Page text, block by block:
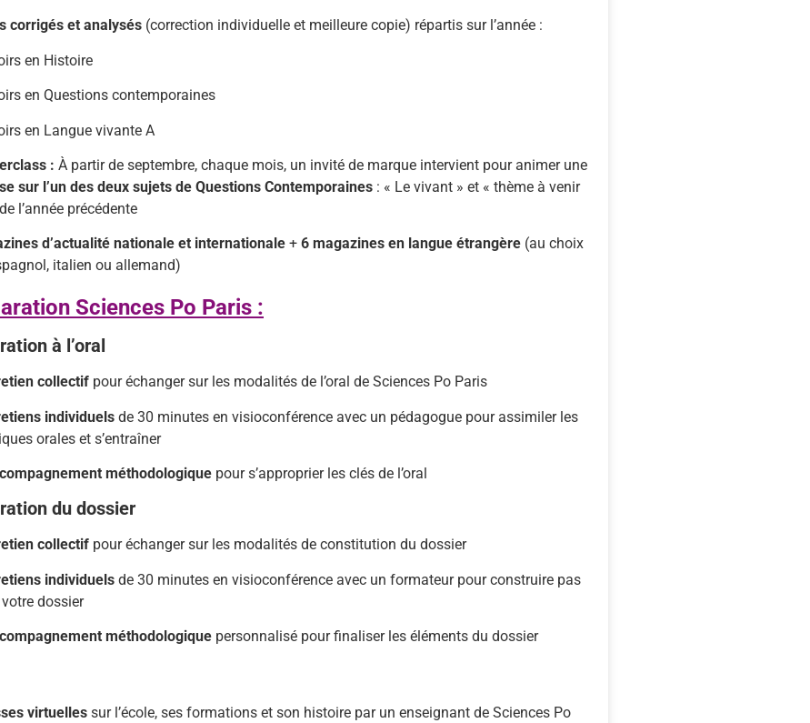
corrigésetanalysés (correction individuelleet meilleurecopie) répartissur l’année :
en Histoire
en Questions contemporaines
en Langue vivante A
: À partir de septembre, chaque mois, un invité de marque intervient pour animer une
sur l’un des deux sujets de Questions Contemporaines : « Le vivant » et « thème à venir
l’année précédente
d’actualiténationaleet internationale +6magazinesen langueétrangère (auchoix
italien ou allemand)
Sciences Po Paris :
à l’oral
collectif pouréchangersur les modalités de l’oral de Sciences Po Paris
individuels de 30 minutes en visioconférence avec un pédagogue pour assimiler les
orales et s’entraîner
méthodologique pours’approprier les clés de l’oral
du dossier
collectif pouréchangersur les modalités de constitution du dossier
individuels de 30 minutes en visioconférence avec un formateur pourconstruire pas
votre dossier
méthodologique personnalisé pourfinaliser les éléments du dossier
virtuelles sur l’école, ses formations et son histoire par un enseignant de Sciences Po